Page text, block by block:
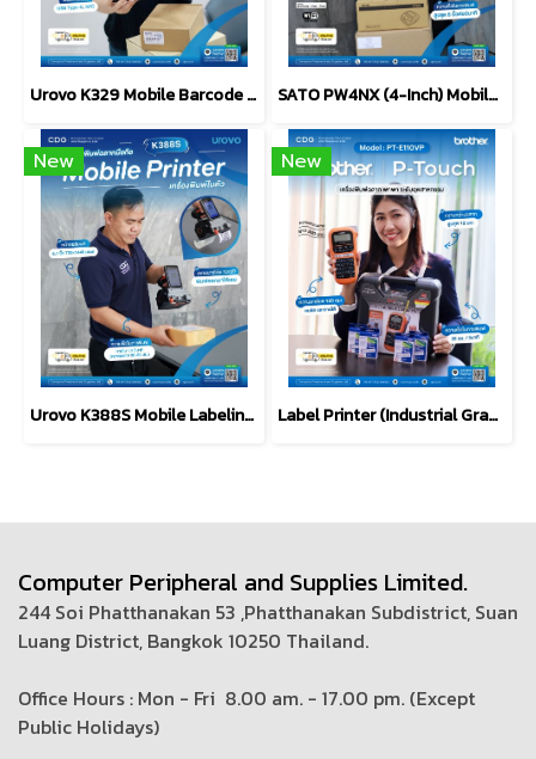
Urovo K329 Mobile Barcode Label Printer (Direct Thermal) SATO PW4NX (4-Inch) Mobile Thermal Printer
New
Urovo K388S Mobile Labeling Printer All-in-One, Scan, Print
New
Label Printer (Industrial Grade) P-Touch Brother PT-E110VP
Computer Peripheral and Supplies Limited.
244 Soi Phatthanakan 53 ,Phatthanakan Subdistrict, Suan
Luang District, Bangkok 10250 Thailand.
Office Hours : Mon - Fri 8.00 am. - 17.00 pm. (Except
Public Holidays)